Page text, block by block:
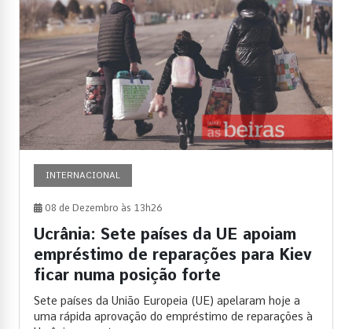
INTERNACIONAL
08 de Dezembro às 13h26
Ucrânia: Sete países da UE apoiam
empréstimo de reparações para Kiev
ficar numa posição forte
Sete países da União Europeia (UE) apelaram hoje a
uma rápida aprovação do empréstimo de reparações à